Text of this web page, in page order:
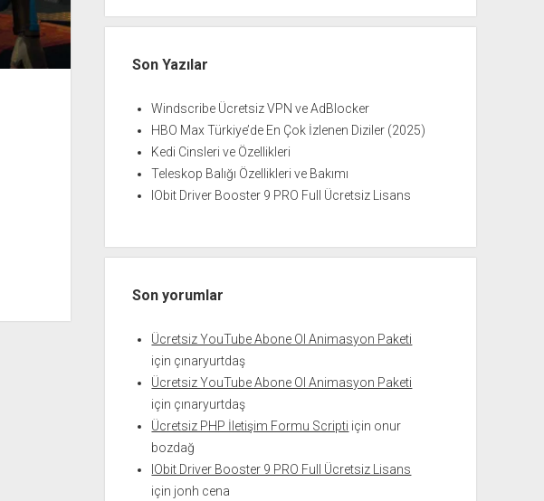
Son Yazılar
Windscribe Ücretsiz VPN ve AdBlocker
HBO Max Türkiye’de En Çok İzlenen Diziler (2025)
Kedi Cinsleri ve Özellikleri
Teleskop Balığı Özellikleri ve Bakımı
IObit Driver Booster 9 PRO Full Ücretsiz Lisans
Son yorumlar
Ücretsiz YouTube Abone Ol Animasyon Paketi
için çınaryurtdaş
Ücretsiz YouTube Abone Ol Animasyon Paketi
için çınaryurtdaş
Ücretsiz PHP İletişim Formu Scripti için onur
bozdağ
IObit Driver Booster 9 PRO Full Ücretsiz Lisans
için jonh cena